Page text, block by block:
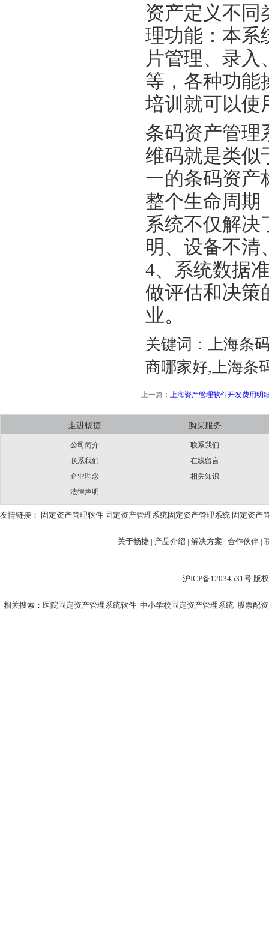
资产定义不同
理功能：本系
片管理、录入
等，各种功能
培训就可以使
条码资产管理
维码就是类似
一的条码资产
整个生命周期
系统不仅解决
明、设备不清
4、系统数据
做评估和决策
业。
关键词：上海条
商哪家好,上海条
上一篇： 上海资产管理软件开发费用明
走进畅捷
公司简介
联系我们
企业理念
法律声明
购买服务
联系我们
在线留言
相关知识
友情链接： 固定资产管理软件 固定资产管理系统固定资产管理系统 固定资产
关于畅捷 | 产品介绍 | 解决方案 | 合作伙伴 |
沪ICP备12034531号 版
相关搜索： 医院固定资产管理系统软件 中小学校固定资产管理系统 股票配资